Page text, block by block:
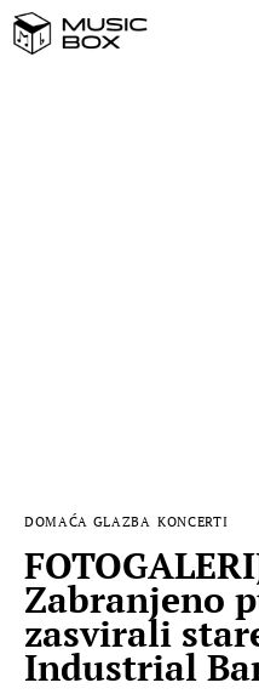
DOMAĆA GLAZBA KONCERTI
Zabranjeno
zasvirali
Industrial